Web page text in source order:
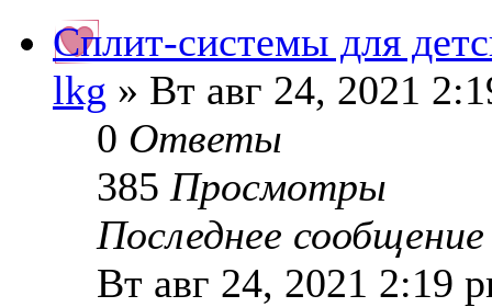
Сплит-системы для
lkg » Вт авг 24, 2021
0 Ответы
385 Просмотры
Последнее
Вт авг 24, 2021 2:19